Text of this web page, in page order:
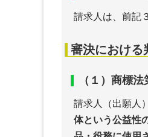
請求人は、前記
審決における
（１）商標
請求人（出願人
体という公益性